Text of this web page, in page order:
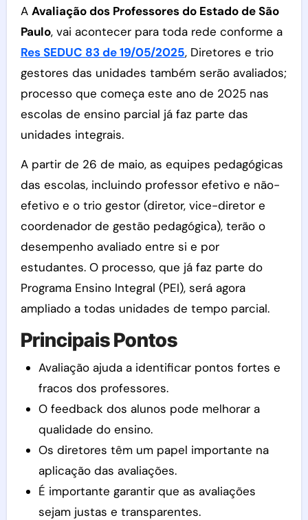
A Avaliação dos Professores do Estado de São
Paulo, vai acontecer para toda rede conforme a
Res SEDUC 83 de 19/05/2025, Diretores e trio
gestores das unidades também serão avaliados;
processo que começa este ano de 2025 nas
escolas de ensino parcial já faz parte das
unidades integrais.
A partir de 26 de maio, as equipes pedagógicas
das escolas, incluindo professor efetivo e não-
efetivo e o trio gestor (diretor, vice-diretor e
coordenador de gestão pedagógica), terão o
desempenho avaliado entre si e por
estudantes. O processo, que já faz parte do
Programa Ensino Integral (PEI), será agora
ampliado a todas unidades de tempo parcial.
Principais Pontos
Avaliação ajuda a identificar pontos fortes e
fracos dos professores.
O feedback dos alunos pode melhorar a
qualidade do ensino.
Os diretores têm um papel importante na
aplicação das avaliações.
É importante garantir que as avaliações
sejam justas e transparentes.